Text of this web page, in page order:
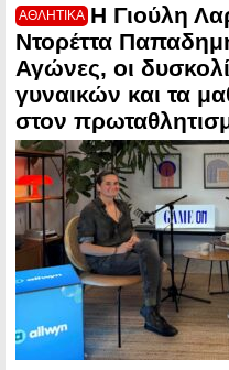
ΑΘΛΗΤΙΚΑ Η Γιούλη
Ντορέττα
Αγώνες, οι
γυναικών και τα
στον